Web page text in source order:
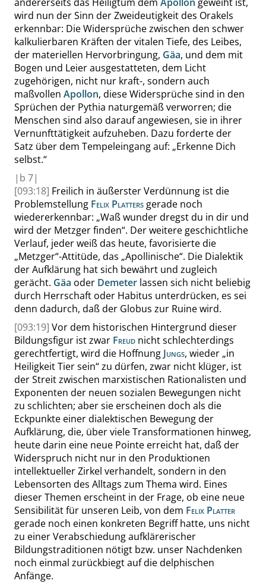
wird nun der Sinn der Zweideutigkeit des Orakels
erkennbar: Die Widersprüche zwischen den schwer
kalkulierbaren Kräften der vitalen Tiefe, des Leibes,
der materiellen Hervorbringung, Gäa, und dem mit
Bogen und Leier ausgestatteten, dem Licht
zugehörigen, nicht nur kraft-, sondern auch
maßvollen Apollon, diese Widersprüche sind in den
Sprüchen der Pythia naturgemäß verworren; die
Menschen sind also darauf angewiesen, sie in ihrer
Vernunfttätigkeit aufzuheben. Dazu forderte der
Satz über dem Tempeleingang auf: „Erkenne Dich
selbst.“
| b 7|
[093:18] Freilich in äußerster Verdünnung ist die
Problemstellung Felix Platters gerade noch
wiedererkennbar: „Waß wunder dregst du in dir und
wird der Metzger finden“. Der weitere geschichtliche
Verlauf, jeder weiß das heute, favorisierte die
„Metzger“-Attitüde, das „Apollinische“. Die Dialektik
der Aufklärung hat sich bewährt und zugleich
gerächt. Gäa oder Demeter lassen sich nicht beliebig
durch Herrschaft oder Habitus unterdrücken, es sei
denn dadurch, daß der Globus zur Ruine wird.
[093:19] Vor dem historischen Hintergrund dieser
Bildungsfigur ist zwar Freud nicht schlechterdings
gerechtfertigt, wird die Hoffnung Jungs, wieder „in
Heiligkeit Tier sein“zu dürfen, zwar nicht klüger, ist
der Streit zwischen marxistischen Rationalisten und
Exponenten der neuen sozialen Bewegungen nicht
zu schlichten; aber sie erscheinen doch als die
Eckpunkte einer dialektischen Bewegung der
Aufklärung, die, über viele Transformationen hinweg,
heute darin eine neue Pointe erreicht hat, daß der
Widerspruch nicht nur in den Produktionen
intellektueller Zirkel verhandelt, sondern in den
Lebensorten des Alltags zum Thema wird. Eines
dieser Themen erscheint in der Frage, ob eine neue
Sensibilität für unseren Leib, von dem Felix Platter
gerade noch einen konkreten Begriff hatte, uns nicht
zu einer Verabschiedung aufklärerischer
Bildungstraditionen nötigt bzw. unser Nachdenken
noch einmal zurückbiegt auf die delphischen
Anfänge.